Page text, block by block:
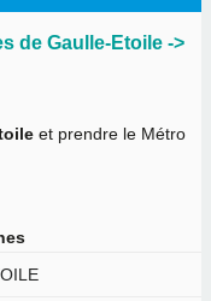
de Gaulle-Etoile ->
et prendre le Métro